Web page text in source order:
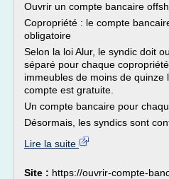
Ouvrir un compte bancaire
Copropriété : le compte
obligatoire
Selon la loi Alur, le syndic doit
séparé pour chaque
immeubles de moins de quinze
compte est gratuite.
Un compte bancaire pour
Désormais, les syndics sont
Lire la suite
Site : https://ouvrir-compte-